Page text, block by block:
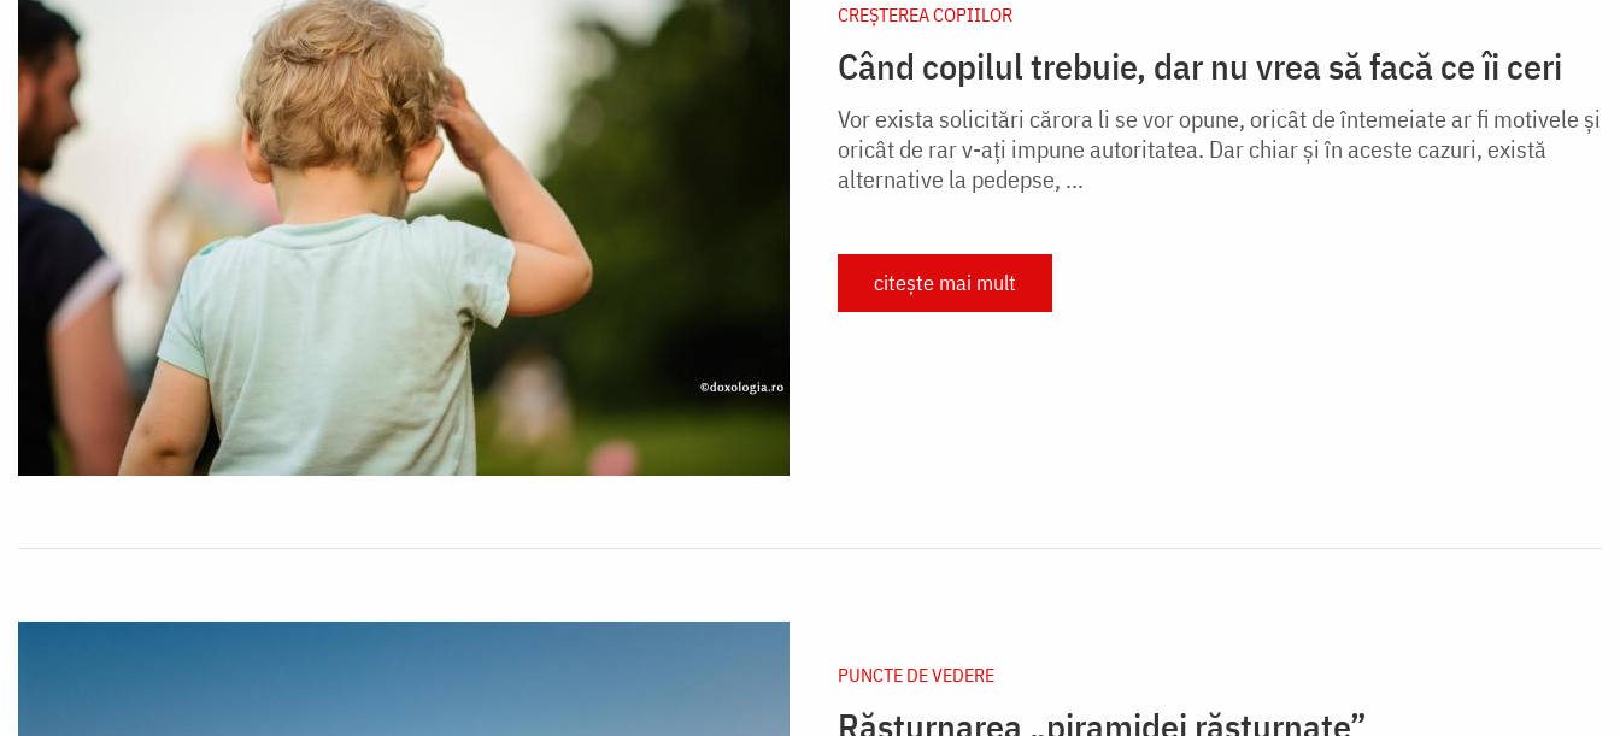
CREŞTEREA COPIILOR
Când copilul trebuie, dar nu vrea să facă ce îi ceri
Vor exista solicitări cărora li se vor opune, oricât de întemeiate ar fi motivele și
oricât de rar v-ați impune autoritatea. Dar chiar și în aceste cazuri, există
alternative la pedepse, ...
citește mai mult
PUNCTE DE VEDERE
Răsturnarea „piramidei răsturnate”